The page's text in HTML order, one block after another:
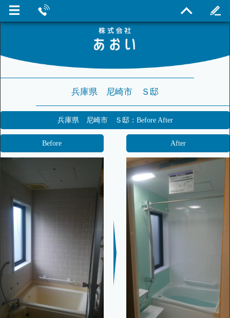
兵庫県 尼崎市 Ｓ邸
兵庫県 尼崎市 Ｓ邸：Before After
Before After